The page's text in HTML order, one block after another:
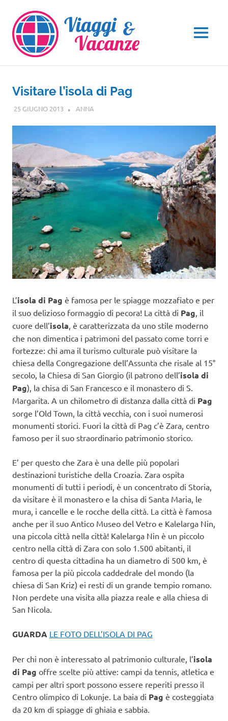
contenuto
MENU
Visitare l’isola di Pag
25 GIUGNO 2013 ANNA
L’isola di Pag è famosa per le spiagge mozzafiato e per
il suo delizioso formaggio di pecora! La città di Pag, il
cuore dell’isola, è caratterizzata da uno stile moderno
che non dimentica i patrimoni del passato come torri e
fortezze: chi ama il turismo culturale può visitare la
chiesa della Congregazione dell’Assunta che risale al 15°
secolo, la Chiesa di San Giorgio (il patrono dell’isola di
Pag), la chisa di San Francesco e il monastero di S.
Margarita. A un chilometro di distanza dalla città di Pag
sorge l’Old Town, la città vecchia, con i suoi numerosi
monumenti storici. Fuori la città di Pag c’è Zara, centro
famoso per il suo straordinario patrimonio storico.
E’ per questo che Zara è una delle più popolari
destinazioni turistiche della Croazia. Zara ospita
monumenti di tutti i periodi, è un concentrato di Storia,
da visitare è il monastero e la chisa di Santa Maria, le
mura, i cancelle e le rocche della città. La città è famosa
anche per il suo Antico Museo del Vetro e Kalelarga Nin,
una piccola città nella città! Kalelarga Nin è un piccolo
centro nella città di Zara con solo 1.500 abitanti, il
centro di questa cittadina ha un diametro di 500 km, è
famosa per la più piccola caddedrale del mondo (la
chiesa di San Kriz) ei resti di un grande tempio romano.
Non perdete una visita alla piazza reale e alla chiesa di
San Nicola.
GUARDA LE FOTO DELL’ISOLA DI PAG
Per chi non è interessato al patrimonio culturale, l’isola
di Pag offre scelte più attive: campi da tennis, atletica e
campi per altri sport possono essere reperiti presso il
Centro olimpico di Lokunje. La baia di Pag è costeggiata
da 20 km di spiagge di ghiaia e sabbia.